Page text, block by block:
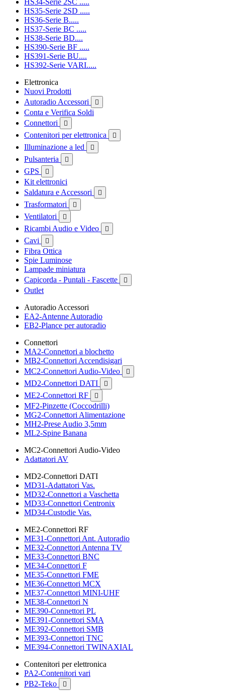
HS34-Serie 2SC .....
HS35-Serie 2SD .....
HS36-Serie B.....
HS37-Serie BC .....
HS38-Serie BD....
HS390-Serie BF .....
HS391-Serie BU....
HS392-Serie VARI.....
Elettronica
Nuovi Prodotti
Autoradio Accessori

Conta e Verifica Soldi
Connettori

Contenitori per elettronica 
Illuminazione a led 
Pulsanteria 
GPS 
Kit elettronici
Saldatura e Accessori

Trasformatori 
Ventilatori 
Ricambi Audio e Video 
Cavi 
Fibra Ottica
Spie Luminose
Lampade miniatura
Capicorda - Puntali - Fascette

Outlet
Autoradio Accessori
EA2-Antenne Autoradio
EB2-Plance per autoradio
Connettori
MA2-Connettori a blochetto
MB2-Connettori Accendisigari
MC2-Connettori Audio-Video

MD2-Connettori DATI 
ME2-Connettori RF 
MF2-Pinzette (Coccodrilli)
MG2-Connettori Alimentazione
MH2-Prese Audio 3,5mm
ML2-Spine Banana
MC2-Connettori Audio-Video
Adattatori AV
MD2-Connettori DATI
MD31-Adattatori Vas.
MD32-Connettori a Vaschetta
MD33-Connettori Centronix
MD34-Custodie Vas.
ME2-Connettori RF
ME31-Connettori Ant. Autoradio
ME32-Connettori Antenna TV
ME33-Connettori BNC
ME34-Connettori F
ME35-Connettori FME
ME36-Connettori MCX
ME37-Connettori MINI-UHF
ME38-Connettori N
ME390-Connettori PL
ME391-Connettori SMA
ME392-Connettori SMB
ME393-Connettori TNC
ME394-Connettori TWINAXIAL
Contenitori per elettronica
PA2-Contenitori vari
PB2-Teko
